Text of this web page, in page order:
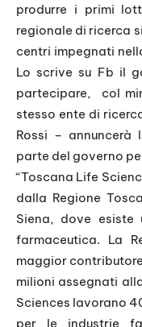
produrre i primi
regionale di ricerca
centri impegnati
Lo scrive su Fb il
partecipare, col
stesso ente di
Rossi –
parte del governo
“Toscana Life
dalla Regione
Siena, dove esiste
farmaceutica. La
maggior
milioni assegnati
Sciences lavorano
per le industrie